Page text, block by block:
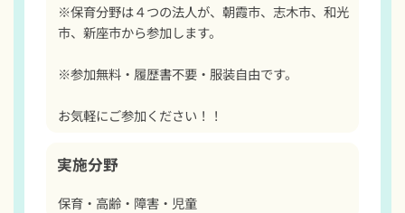
※保育分野は４つの法人が、朝霞市、志木市、和光
市、新座市から参加します。
※参加無料・履歴書不要・服装自由です。
実施分野
保育・高齢・障害・児童